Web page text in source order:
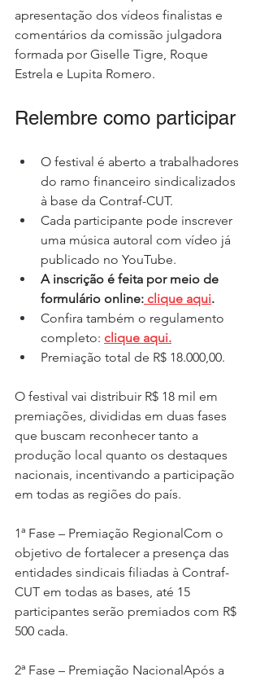
apresentação dos vídeos finalistas e
comentários da comissão julgadora
formada por Giselle Tigre, Roque
Estrela e Lupita Romero.
Relembre como participar
O festival é aberto a trabalhadores
do ramo financeiro sindicalizados
à base da Contraf-CUT.
Cada participante pode inscrever
uma música autoral com vídeo já
publicado no YouTube.
A inscrição é feita por meio de
formulário online: clique aqui.
Confira também o regulamento
completo: clique aqui.
Premiação total de R$ 18.000,00.
O festival vai distribuir R$ 18 mil em
premiações, divididas em duas fases
que buscam reconhecer tanto a
produção local quanto os destaques
nacionais, incentivando a participação
em todas as regiões do país.
1ª Fase – Premiação RegionalCom o
objetivo de fortalecer a presença das
entidades sindicais filiadas à Contraf-
CUT em todas as bases, até 15
participantes serão premiados com R$
500 cada.
2ª Fase – Premiação NacionalApós a